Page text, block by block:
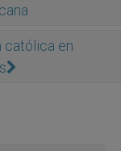
católica en